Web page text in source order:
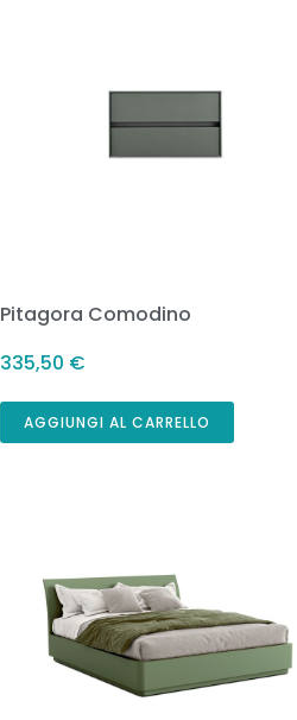
Pitagora Comodino
335,50 €
AGGIUNGI AL CARRELLO